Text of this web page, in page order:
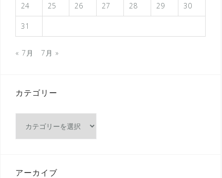
24 25 26 27 28 29 30
31
« 7月 7月 »
カテゴリー
ー
アーカイブ